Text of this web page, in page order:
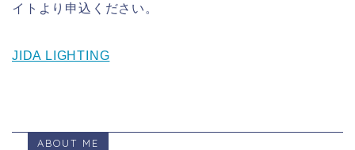
イトより申込ください。
JIDA LIGHTING
ABOUT ME